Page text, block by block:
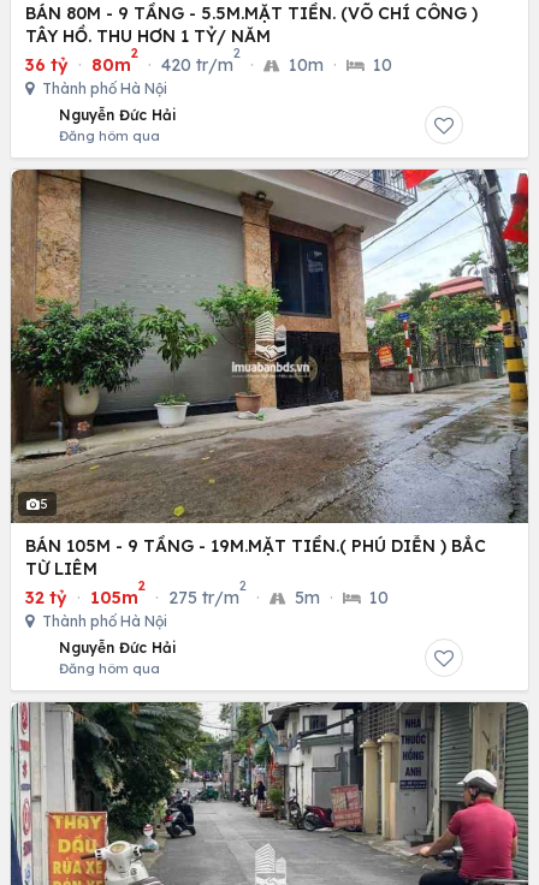
BÁN 80M - 9 TẦNG - 5.5M.MẶT TIỀN. (VÕ CHÍ CÔNG )
TÂY HỒ. THU HƠN 1 TỶ/ NĂM
36 tỷ · 80m
2
· 420 tr/m
2
· 10m · 10
Thành phố Hà Nội
Nguyễn Đức Hải
Đăng hôm qua
5
BÁN 105M - 9 TẦNG - 19M.MẶT TIỀN.( PHÚ DIỄN ) BẮC
TỪ LIÊM
32 tỷ · 105m
2
· 275 tr/m
2
· 5m · 10
Thành phố Hà Nội
Nguyễn Đức Hải
Đăng hôm qua